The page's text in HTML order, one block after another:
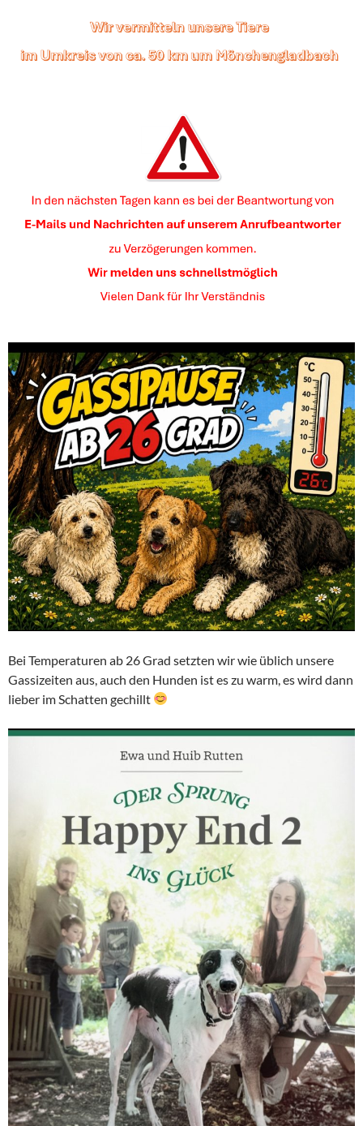
Bei Temperaturen ab 26 Grad setzten wir wie üblich unsere
Gassizeiten aus, auch den Hunden ist es zu warm, es wird dann
lieber im Schatten gechillt